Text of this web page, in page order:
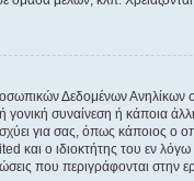
Δεδομένων Ανηλίκων
συναίνεση ή κάποια
για σας, όπως κάποιος ο
και ο ιδιοκτήτης του εν
που περιγράφονται